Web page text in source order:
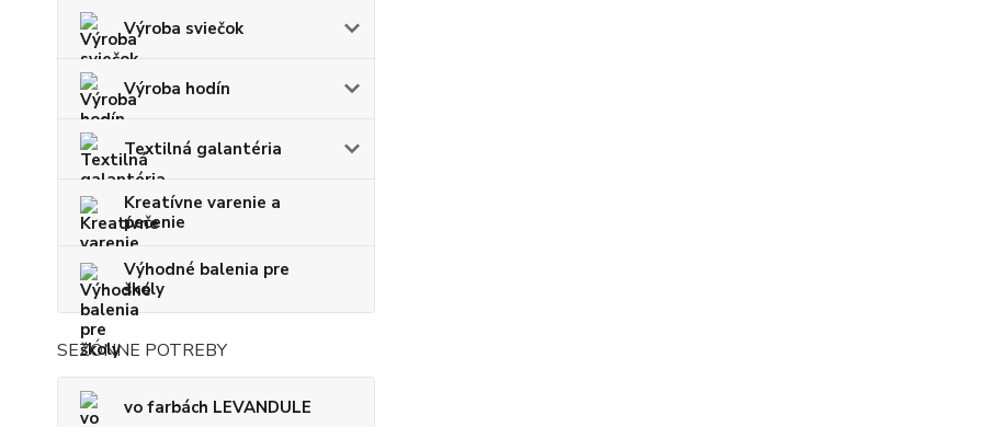
Výroba sviečok
Výroba hodín
Textilná galantéria
Kreatívne varenie a
pečenie
Výhodné balenia pre
školy
SEZÓNNE POTREBY
vo farbách LEVANDULE